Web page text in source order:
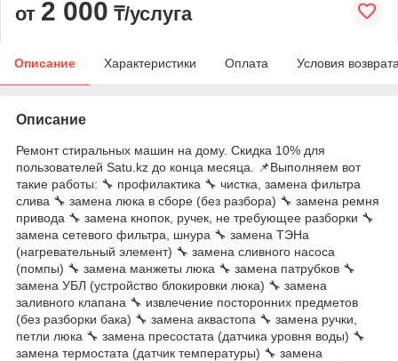
от 2 000 ₸/услуга
Описание Характеристики Оплата Условия
Описание
Ремонт стиральных машин на дому. Скидка 10% для
пользователей Satu.kz до конца месяца. 📌Выполняем вот
такие работы: 🔧 профилактика 🔧 чистка, замена фильтра
слива 🔧 замена люка в сборе (без разбора) 🔧 замена ремня
привода 🔧 замена кнопок, ручек, не требующее разборки 🔧
замена сетевого фильтра, шнура 🔧 замена ТЭНа
(нагревательный элемент) 🔧 замена сливного насоса
(помпы) 🔧 замена манжеты люка 🔧 замена патрубков 🔧
замена УБЛ (устройство блокировки люка) 🔧 замена
заливного клапана 🔧 извлечение посторонних предметов
(без разборки бака) 🔧 замена аквастопа 🔧 замена ручки,
петли люка 🔧 замена пресостата (датчика уровня воды) 🔧
замена термостата (датчик температуры) 🔧 замена